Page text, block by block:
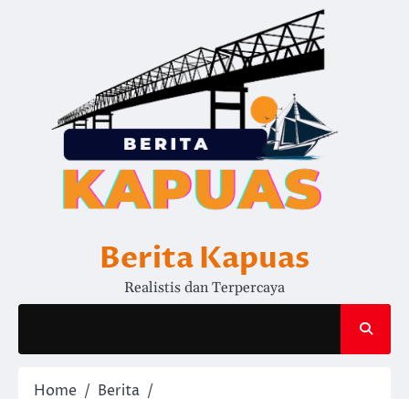
Berita Kapuas
Realistis dan Terpercaya
Home
Berita